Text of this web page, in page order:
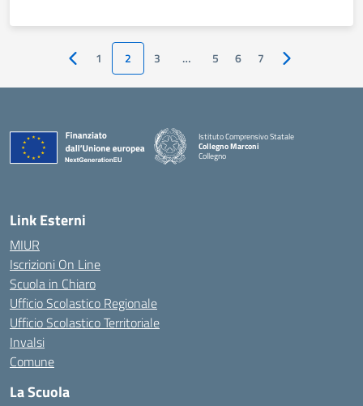
Pagina precedente
1 2 3 … 5 6 7 Pagina
Istituto Comprensivo Statale
Collegno Marconi
Collegno
Link Esterni
MIUR
Iscrizioni On Line
Scuola in Chiaro
Ufficio Scolastico Regionale
Ufficio Scolastico Territoriale
Invalsi
Comune
La Scuola